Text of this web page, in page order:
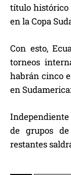
título histórico
en la Copa
Con esto,
torneos
habrán cinco
en
de grupos
restantes